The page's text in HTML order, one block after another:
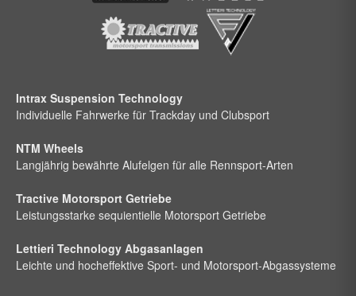
Intrax Suspension Technology
Individuelle Fahrwerke für Trackday und Clubsport
NTM Wheels
Langjährig bewährte Alufelgen für alle Rennsport-Arten
Tractive Motorsport Getriebe
Leistungsstarke sequientielle Motorsport Getriebe
Lettieri Technology Abgasanlagen
Leichte und hocheffektive Sport- und Motorsport-Abgassysteme